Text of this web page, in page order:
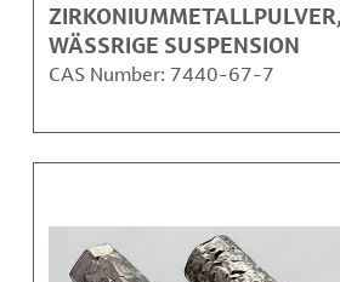
WÄSSRIGE SUSPENSION
CAS Number: 7440-67-7